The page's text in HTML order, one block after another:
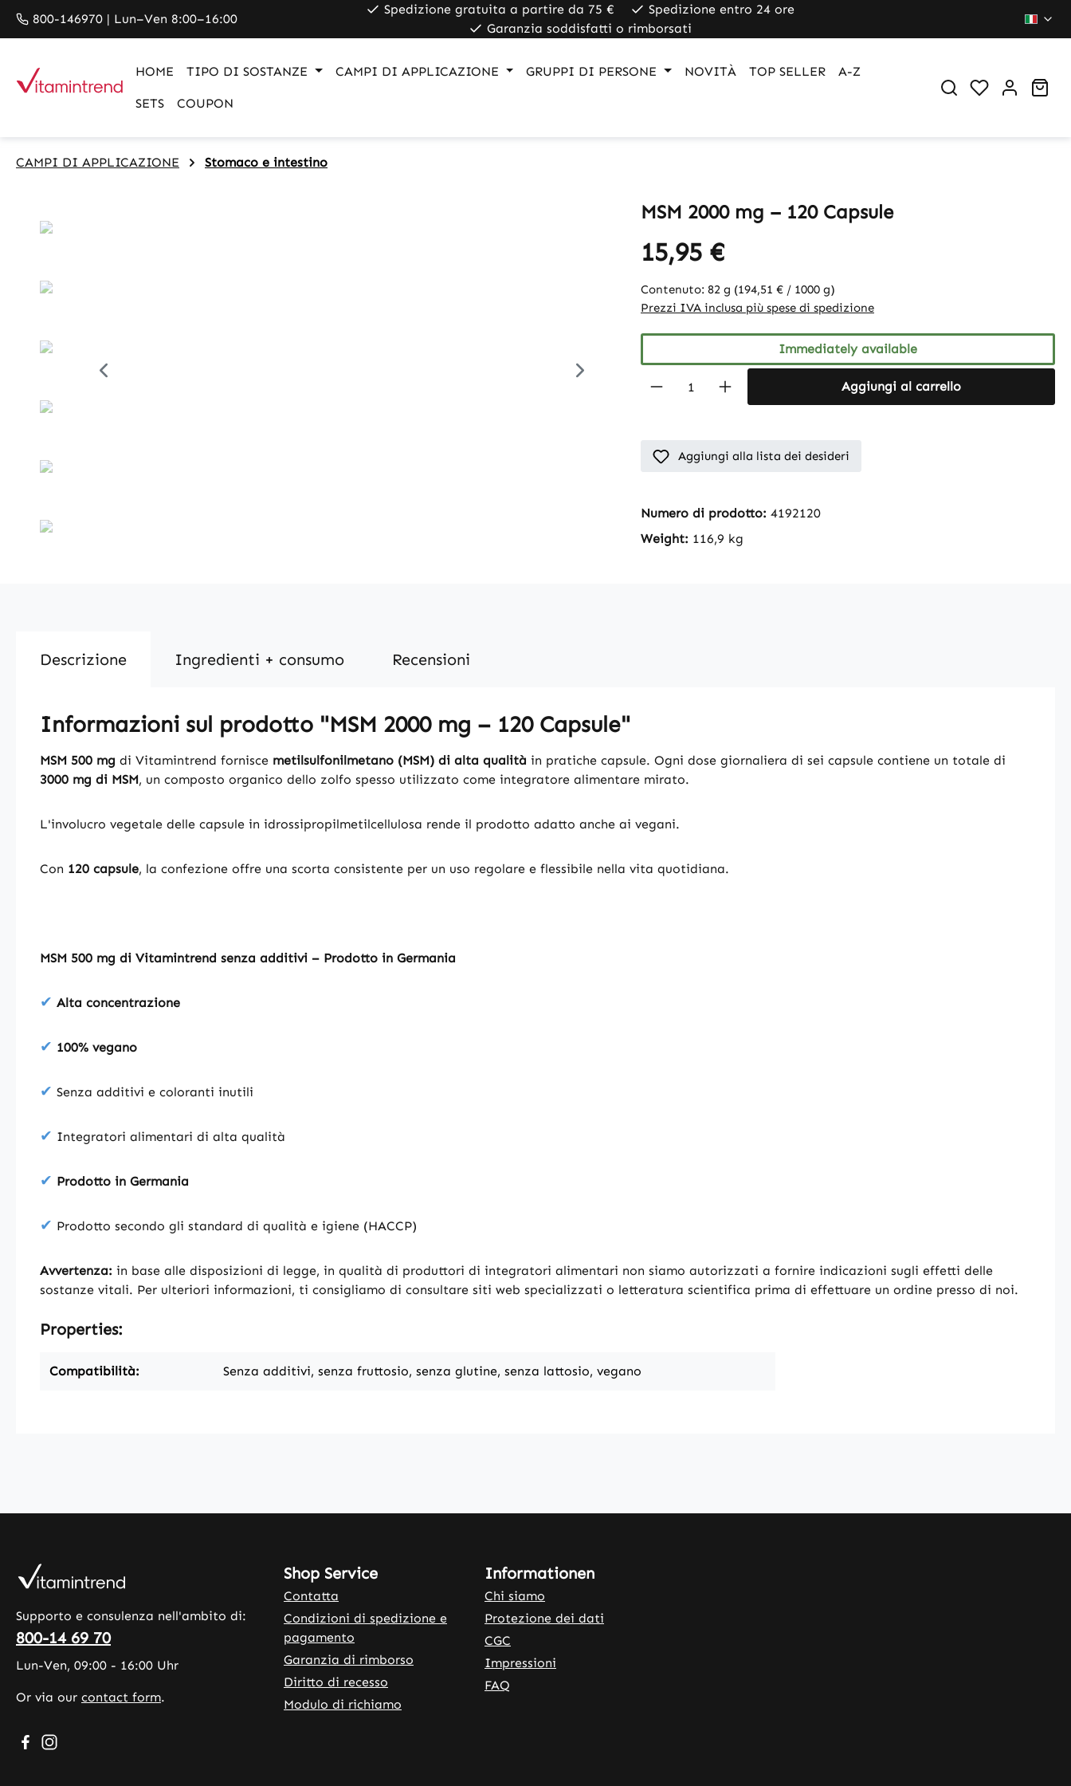
Skip to main navigation
800-146970 | Lun–Ven 8:00–16:00
Spedizione gratuita a partire da 75 €
Spedizione entro 24 ore
Garanzia soddisfatti o rimborsati
HOME TIPO DI SOSTANZE CAMPI DI APPLICAZIONE GRUPPI DI PERSONE NOVITÀ TOP SELLER A-Z
SETS COUPON
CAMPI DI APPLICAZIONE Stomaco e intestino
MSM 2000 mg – 120 Capsule
15,95 €
Contenuto: 82 g (194,51 € / 1000 g)
Prezzi IVA inclusa più spese di spedizione
Immediately available
Product Quantity: Enter the desired amount
Aggiungi al carrello
Aggiungi alla lista dei desideri
Numero di prodotto: 4192120
Weight: 116,9 kg
Descrizione Ingredienti + consumo Recensioni
Informazioni sul prodotto "MSM 2000 mg – 120 Capsule"
MSM 500 mg di Vitamintrend fornisce metilsulfonilmetano (MSM) di alta qualità in pratiche capsule. Ogni dose giornaliera di sei capsule contiene un totale di
3000 mg di MSM, un composto organico dello zolfo spesso utilizzato come integratore alimentare mirato.
L'involucro vegetale delle capsule in idrossipropilmetilcellulosa rende il prodotto adatto anche ai vegani.
Con 120 capsule, la confezione offre una scorta consistente per un uso regolare e flessibile nella vita quotidiana.
MSM 500 mg di Vitamintrend senza additivi – Prodotto in Germania
✔ Alta concentrazione
✔ 100% vegano
✔ Senza additivi e coloranti inutili
✔ Integratori alimentari di alta qualità
✔ Prodotto in Germania
✔ Prodotto secondo gli standard di qualità e igiene (HACCP)
Avvertenza: in base alle disposizioni di legge, in qualità di produttori di integratori alimentari non siamo autorizzati a fornire indicazioni sugli effetti delle
sostanze vitali. Per ulteriori informazioni, ti consigliamo di consultare siti web specializzati o letteratura scientifica prima di effettuare un ordine presso di noi.
Properties:
Compatibilità: Senza additivi, senza fruttosio, senza glutine, senza lattosio, vegano
Supporto e consulenza nell'ambito di:
800-14 69 70
Lun-Ven, 09:00 - 16:00 Uhr
Or via our contact form.
Visit us on Facebook – opens in a new browser tab (external link)
Check us out on Instagram – opens in a new browser tab (external link)
Shop Service
Contatta
Condizioni di spedizione e
pagamento
Garanzia di rimborso
Diritto di recesso
Modulo di richiamo
Informationen
Chi siamo
Protezione dei dati
CGC
Impressioni
FAQ